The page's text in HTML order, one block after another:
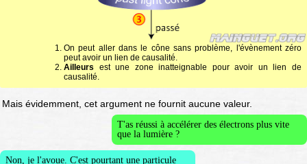
On peut aller dans le cône sans problème, l'évènement zéro
peut avoir un lien de causalité.
Ailleurs est une zone inatteignable pour avoir un lien de
causalité.
Mais évidemment, cet argument ne fournit aucune valeur.
T'as réussi à accélérer des électrons plus vite
que la lumière ?
Non, je l'avoue. C'est pourtant une particule